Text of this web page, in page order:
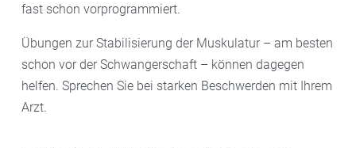
fast schon vorprogrammiert.
Übungen zur Stabilisierung der Muskulatur – am besten
schon vor der Schwangerschaft – können dagegen
helfen. Sprechen Sie bei starken Beschwerden mit Ihrem
Arzt.